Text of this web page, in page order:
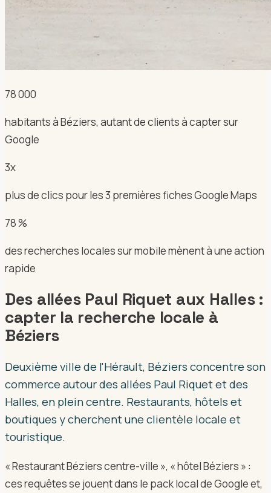
78 000
habitants à Béziers, autant de clients à capter sur
Google
3x
plus de clics pour les 3 premières fiches Google Maps
78 %
des recherches locales sur mobile mènent à une action
rapide
Des allées Paul Riquet aux Halles :
capter la recherche locale à
Béziers
Deuxième ville de l'Hérault, Béziers concentre son
commerce autour des allées Paul Riquet et des
Halles, en plein centre. Restaurants, hôtels et
boutiques y cherchent une clientèle locale et
touristique.
« Restaurant Béziers centre-ville », « hôtel Béziers » :
ces requêtes se jouent dans le pack local de Google et,